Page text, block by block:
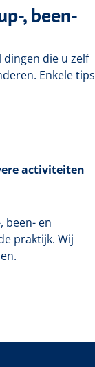
, been-
dingen die u zelf
Enkele tips
activiteiten
been- en
praktijk. Wij